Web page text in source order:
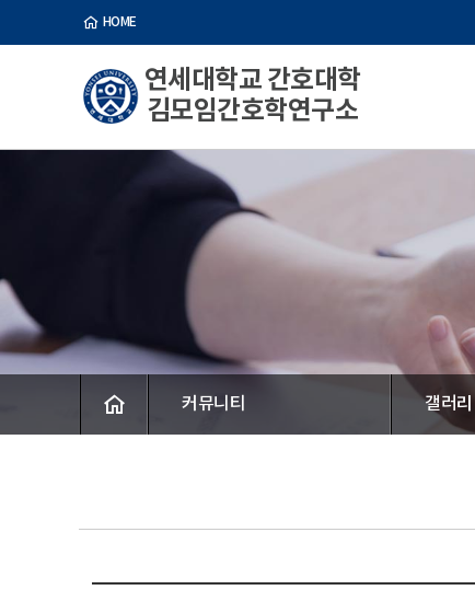
HOME
연세대학교 간호대학
김모임간호학연구소
커뮤니티 갤러리